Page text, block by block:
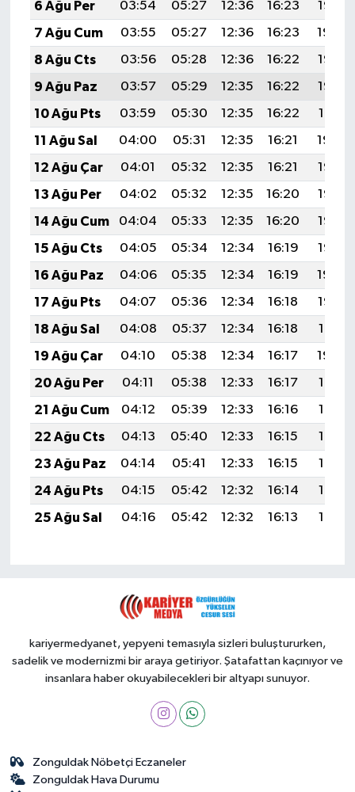
6 Ağu Per
03:54 05:27 12:36 16:23
19:35
7 Ağu Cum
03:55 05:27 12:36 16:23
19:34
8 Ağu Cts
03:56 05:28 12:36 16:22
19:33
9 Ağu Paz
03:57 05:29 12:35 16:22
19:32
10 Ağu Pts
03:59 05:30 12:35 16:22
19:31
11 Ağu Sal
04:00 05:31 12:35 16:21
19:30
12 Ağu Çar
04:01 05:32 12:35 16:21
19:28
13 Ağu Per
04:02 05:32 12:35 16:20
19:27
14 Ağu Cum
04:04 05:33 12:35 16:20
19:26
15 Ağu Cts
04:05 05:34 12:34 16:19
19:25
16 Ağu Paz
04:06 05:35 12:34 16:19
19:24
17 Ağu Pts
04:07 05:36 12:34 16:18
19:22
18 Ağu Sal
04:08 05:37 12:34 16:18
19:21
19 Ağu Çar
04:10 05:38 12:34 16:17
19:20
20 Ağu Per
04:11 05:38 12:33 16:17
19:18
21 Ağu Cum
04:12 05:39 12:33 16:16
19:17
22 Ağu Cts
04:13 05:40 12:33 16:15
19:16
23 Ağu Paz
04:14 05:41 12:33 16:15
19:14
24 Ağu Pts
04:15 05:42 12:32 16:14
19:13
25 Ağu Sal
04:16 05:42 12:32 16:13 19:12
kariyermedyanet, yepyeni temasıyla sizleri buluştururken,
sadelik ve modernizmi bir araya getiriyor. Şatafattan kaçınıyor ve
insanlara haber okuyabilecekleri bir altyapı sunuyor.
Zonguldak Nöbetçi Eczaneler
Zonguldak Hava Durumu